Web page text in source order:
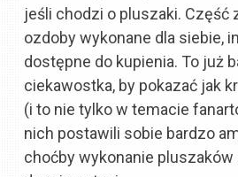
jeśli chodzi o pluszaki. Część
ozdoby wykonane dla siebie,
dostępne do kupienia. To już
ciekawostka, by pokazać jak
(i to nie tylko w temacie
nich postawili sobie bardzo
choćby wykonanie pluszaków